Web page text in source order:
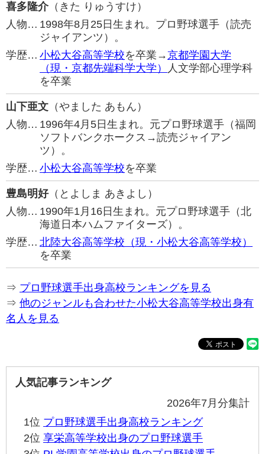
喜多隆介（きた りゅうすけ）
人物… 1998年8月25日生まれ。プロ野球選手（読売
ジャイアンツ）。
学歴… 小松大谷高等学校を卒業→京都学園大学
（現・京都先端科学大学）
人文学部心理学科
を卒業
山下亜文 （やました あもん）
人物… 1996年4月5日生まれ。元プロ野球選手（福岡
ソフトバンクホークス→読売ジャイアン
ツ）。
学歴… 小松大谷高等学校を卒業
豊島明好（とよしま あきよし）
人物… 1990年1月16日生まれ。元プロ野球選手（北
海道日本ハムファイターズ）。
学歴… 北陸大谷高等学校（現・小松大谷高等学校）
を卒業
⇒ プロ野球選手出身高校ランキングを見る
⇒ 他のジャンルも合わせた小松大谷高等学校出身有
名人を見る
人気記事ランキング
2026年7月分集計
1位 プロ野球選手出身高校ランキング
2位 享栄高等学校出身のプロ野球選手